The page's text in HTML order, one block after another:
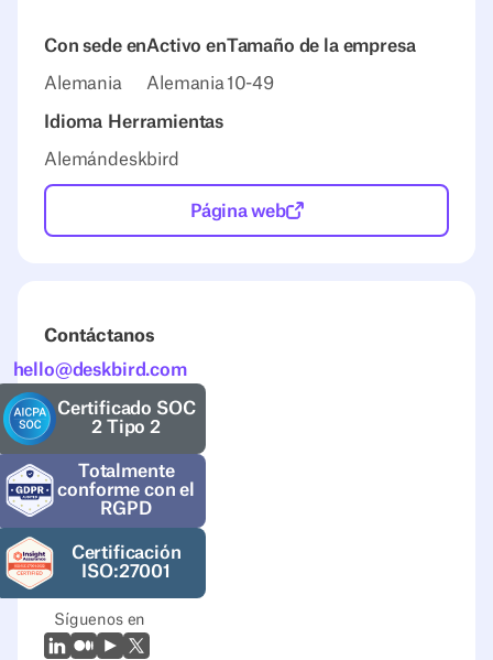
Con sede en
Alemania
Activo en
Alemania
Tamaño de la empresa
10-49
Idioma
Alemán
Herramientas
deskbird
Página web
Contáctanos
hello@deskbird.com
Certificado SOC
2 Tipo 2
Totalmente
conforme con el
RGPD
Certificación
ISO:27001
Síguenos en
LinkedIn
Mediano
YoutubeX (Twitter)